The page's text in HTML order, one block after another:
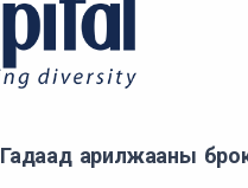
Гадаад арилжааны